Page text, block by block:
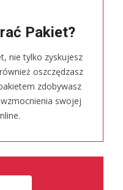
Pakiet?
nie tylko zyskujesz
oszczędzasz
zdobywasz
swojej